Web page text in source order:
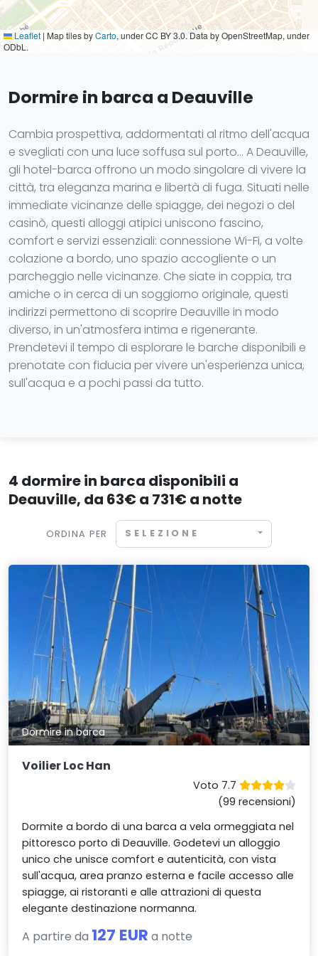
Leaflet | Map tiles byCarto, under CC BY 3.0. Data by OpenStreetMap, under
ODbL.
Dormire in barca a Deauville
Cambia prospettiva, addormentati al ritmo dell'acqua
e svegliati con una luce soffusa sul porto... A Deauville,
gli hotel-barca offrono un modo singolare di vivere la
città, tra eleganza marina e libertà di fuga. Situati nelle
immediate vicinanze delle spiagge, dei negozi o del
casinò, questi alloggi atipici uniscono fascino,
comfort e servizi essenziali: connessione Wi-Fi, a volte
colazione a bordo, uno spazio accogliente o un
parcheggio nelle vicinanze. Che siate in coppia, tra
amiche o in cerca di un soggiorno originale, questi
indirizzi permettono di scoprire Deauville in modo
diverso, in un'atmosfera intima e rigenerante.
Prendetevi il tempo di esplorare le barche disponibili e
prenotate con fiducia per vivere un'esperienza unica,
sull'acqua e a pochi passi da tutto.
4 dormire in barca disponibili a
Deauville, da 63€ a 731€ a notte
ORDINA PER SELEZIONE
Dormire in barca
Voilier Loc Han
Voto 7.7
(99 recensioni)
Dormite a bordo di una barca a vela ormeggiata nel
pittoresco porto di Deauville. Godetevi un alloggio
unico che unisce comfort e autenticità, con vista
sull'acqua, area pranzo esterna e facile accesso alle
spiagge, ai ristoranti e alle attrazioni di questa
elegante destinazione normanna.
A partire da 127 EUR a notte